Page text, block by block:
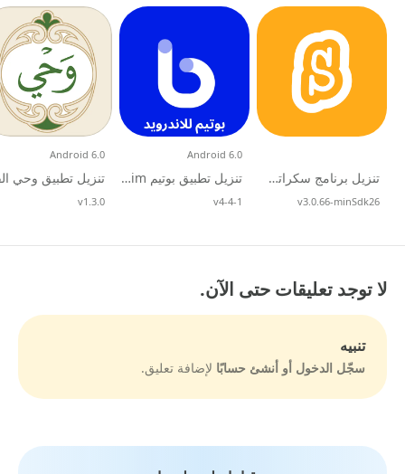
تنزيل برنامج سكراتش ​Scratch العربي للجوال 2026
v3.0.66-minSdk26
تنزيل تطبيق بوتيم botim​ أحدث اصدار APK
Android 6.0
v4-4-1
Android 6.0
v1.3.0
لا توجد تعليقات حتى الآن.
تنبيه
سجّل الدخول أو أنشئ حسابًا لإضافة تعليق.